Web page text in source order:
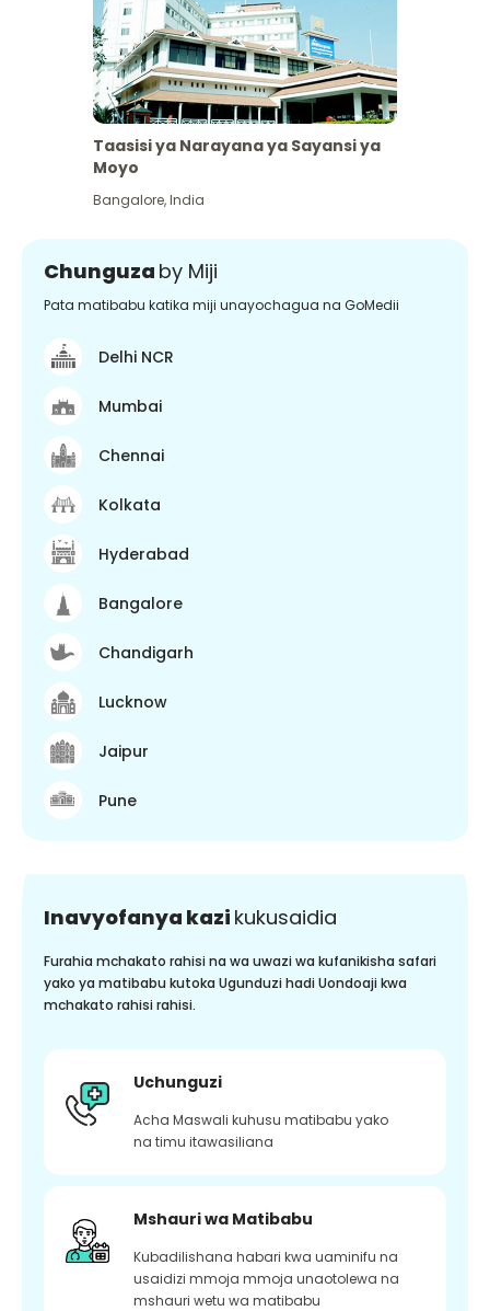
Taasisi ya Narayana ya Sayansi ya
Moyo
Bangalore,India
Chunguza by Miji
Pata matibabu katika miji unayochagua na GoMedii
Delhi NCR
Mumbai
Chennai
Kolkata
Hyderabad
Bangalore
Chandigarh
Lucknow
Jaipur
Pune
Inavyofanya kazi kukusaidia
Furahia mchakato rahisi na wa uwazi wa kufanikisha safari
yako ya matibabu kutoka Ugunduzi hadi Uondoaji kwa
mchakato rahisi rahisi.
Uchunguzi
Acha Maswali kuhusu matibabu yako
na timu itawasiliana
Mshauri wa Matibabu
Kubadilishana habari kwa uaminifu na
usaidizi mmoja mmoja unaotolewa na
mshauri wetu wa matibabu